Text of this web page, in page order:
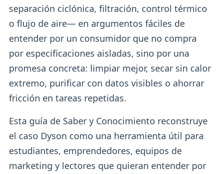
separación ciclónica, filtración, control térmico
o flujo de aire— en argumentos fáciles de
entender por un consumidor que no compra
por especificaciones aisladas, sino por una
promesa concreta: limpiar mejor, secar sin calor
extremo, purificar con datos visibles o ahorrar
fricción en tareas repetidas.
Esta guía de Saber y Conocimiento reconstruye
el caso Dyson como una herramienta útil para
estudiantes, emprendedores, equipos de
marketing y lectores que quieran entender por